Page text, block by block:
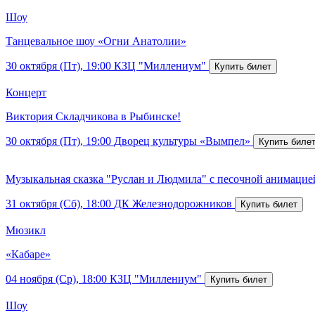
Шоу
Танцевальное шоу «Огни Анатолии»
30 октября (Пт), 19:00 КЗЦ "Миллениум"
Концерт
Виктория Складчикова в Рыбинске!
30 октября (Пт), 19:00 Дворец культуры «Вымпел»
Музыкальная сказка "Руслан и Людмила" с песочной
31 октября (Сб), 18:00 ДК Железнодорожников
Мюзикл
«Кабаре»
04 ноября (Ср), 18:00 КЗЦ "Миллениум"
Шоу